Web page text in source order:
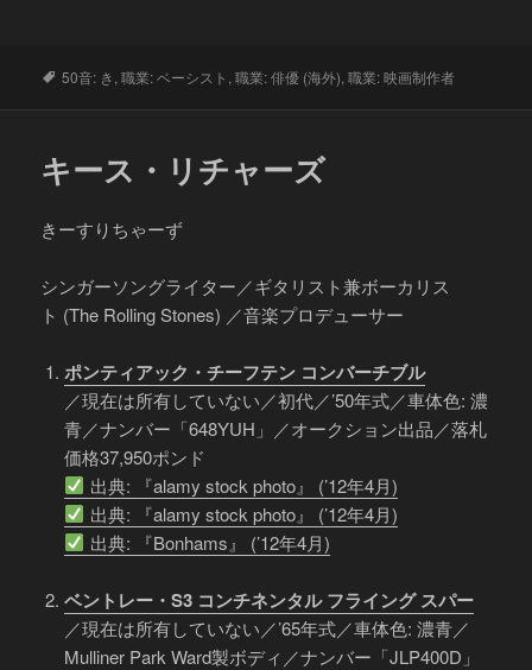
タ
50音: き,職業: ベーシスト ,職業: 俳優 (海外),職業: 映画制作者
キース・リチャーズ
きーすりちゃーず
シンガーソングライター／ギタリスト兼ボーカリス
ト (The Rolling Stones) ／音楽プロデューサー
ポンティアック・チーフテン コンバーチブル
／現在は所有していない／初代／’50年式／車体色: 濃
青／ナンバー「648YUH」／オークション出品／落札
価格37,950ポンド
出典: 『alamy stock photo』 (’12年4月)
出典: 『alamy stock photo』 (’12年4月)
出典: 『Bonhams』 (’12年4月)
ベントレー・S3 コンチネンタル フライング スパー
／現在は所有していない／’65年式／車体色: 濃青／
Mulliner Park Ward製ボディ／ナンバー「JLP400D」